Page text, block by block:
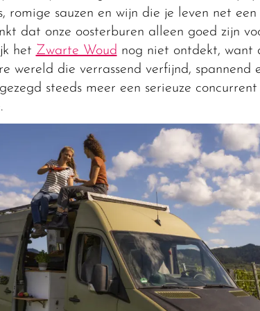
romige sauzen en wijn die je leven net
dat onze oosterburen alleen goed zijn
het Zwarte Woud nog niet ontdekt, want
wereld die verrassend verfijnd, spannend
steeds meer een serieuze